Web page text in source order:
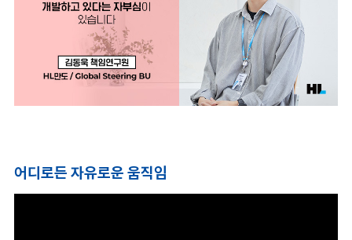
어디로든 자유로운 움직임